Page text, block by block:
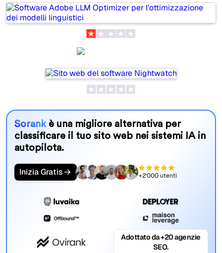
Sorank è una migliore alternativa per
classificare il tuo sito web nei sistemi IA in
autopilota.
Inizia Gratis +2'000 utenti
Adottato da +20 agenzie
SEO.